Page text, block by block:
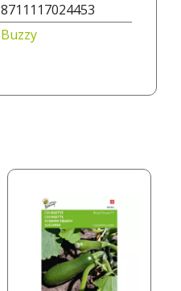
8711117024453
Buzzy